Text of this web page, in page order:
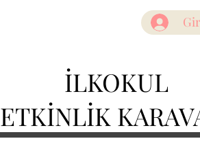
İLKOKUL
ETKİNLİK